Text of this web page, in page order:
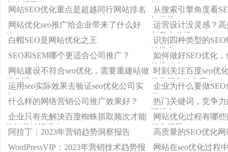
名分析要点
好SEO？
网站SEO优化重点是超越同行网站排名
从搜索引擎角度看
与优势
网站优化seo推广给企业带来了什么好
处？
运营设计没灵感？
创意永动机！
白帽SEO是网站优化之王
识别四种类型的
站排名
SEO和SEM哪个更适合公司推广？
如何做好SEO优化
的推动者
网站建设不符合seo优化，需要重建站做
优化吗？
时刻关注百度seo优
优化服务的负责
运用seo实际效果去验证seo优化公司实
力
企业为什么要做
处？
什么样的网络营销公司推广效果好？
热门关键词，竞争
词排名？
企业只有先解决百度蜘蛛抓取频次才能
做好关键词排名
网站优化过程有哪
优化问题？
阿拉丁：2023年营销趋势洞察报告
高质量的SEO优化
WordPressVIP：2023年营销技术趋势报
网站在seo优化过程